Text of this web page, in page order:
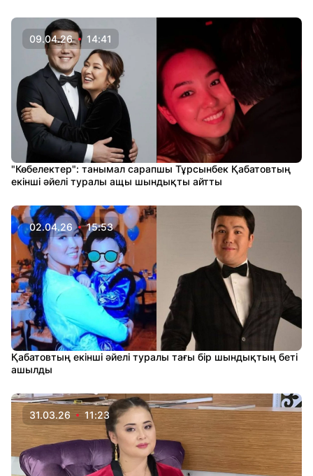
09.04.26 14:41
"Көбелектер": танымал сарапшы Тұрсынбек Қабатовтың
екінші әйелі туралы ащы шындықты айтты
02.04.26 15:53
Қабатовтың екінші әйелі туралы тағы бір шындықтың беті
ашылды
31.03.26 11:23